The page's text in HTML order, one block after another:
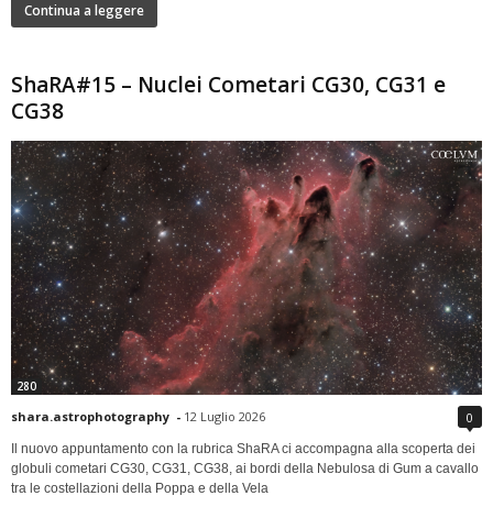
Continua a leggere
ShaRA#15 – Nuclei Cometari CG30, CG31 e
CG38
280
shara.astrophotography - 12 Luglio 2026 0
Il nuovo appuntamento con la rubrica ShaRA ci accompagna alla scoperta dei
globuli cometari CG30, CG31, CG38, ai bordi della Nebulosa di Gum a cavallo
tra le costellazioni della Poppa e della Vela